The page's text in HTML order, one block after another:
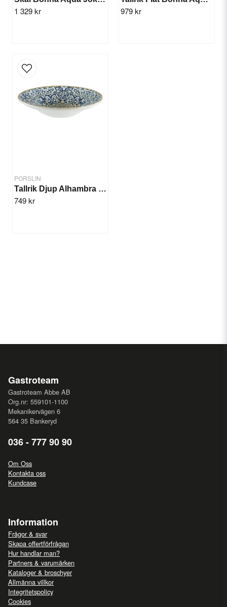
1 329 kr 979 kr
PORSLIN
Tallrik Djup Alhambra 27cm/6st
749 kr
Gastroteam
Gastroteam Abbe AB
Org.nr: 559101-1100
Mekanikervägen 6
564 35 Bankeryd
036 - 777 90 90
Om Oss
Kontakta oss
Kundcase
Information
Frågor & svar
Skapa offertförfrågan
Hur handlar man?
Partners & varumärken
Kataloger & broschyer
Allmänna villkor
Integritetspolicy
Cookies